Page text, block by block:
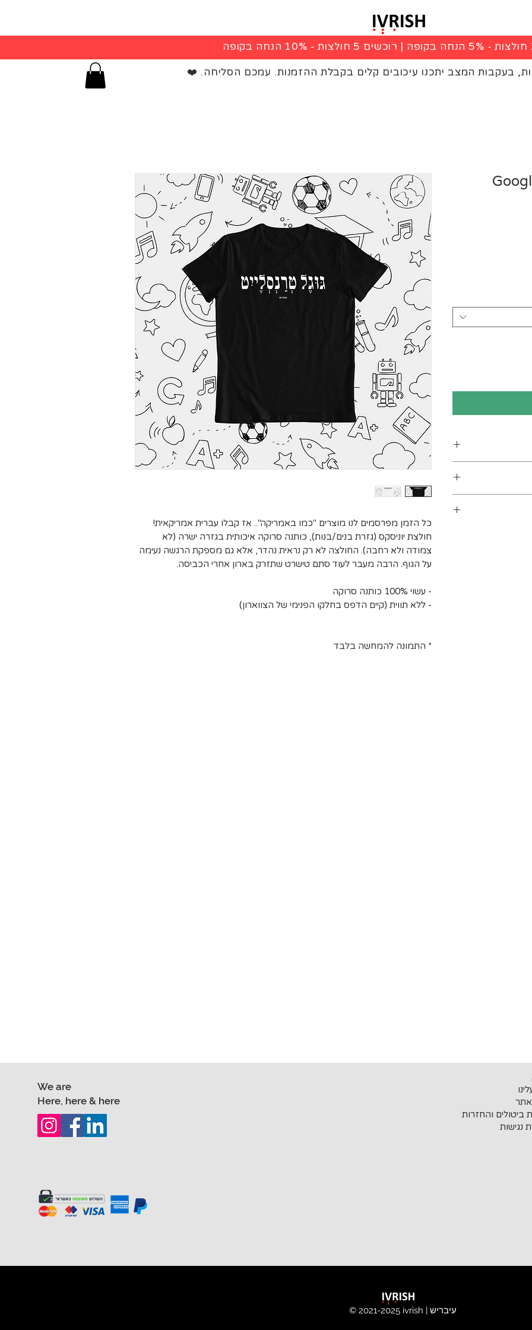
| רוכשים 5 חולצות - 10% הנחה בקופה
ות, בעקבות המצב יתכנו עיכובים קלים בקבלת ההזמנות. עמכם הסליחה. ❤️
כל הזמן מפרסמים לנו מוצרים "כמו באמריקה".. אז קבלו עברית אמריקאית!
חולצת יוניסקס (גזרת בנים/בנות), כותנה סרוקה איכותית בגזרה ישרה (לא
צמודה ולא רחבה). החולצה לא רק נראית נהדר, אלא גם מספקת הרגשה נעימה
על הגוף. הרבה מעבר לעוד סתם טישרט שתזרק בארון אחרי הכביסה.
- עשוי 100% כותנה סרוקה
- ללא תווית (קיים הדפס בחלקו הפנימי של הצווארון)
* התמונה להמחשה בלבד
בצל.
אזורי
We are
Here, here & here
אתר
ביטולים והחזרות
נגישות
© 2021-2025 ivrish | עיבריש